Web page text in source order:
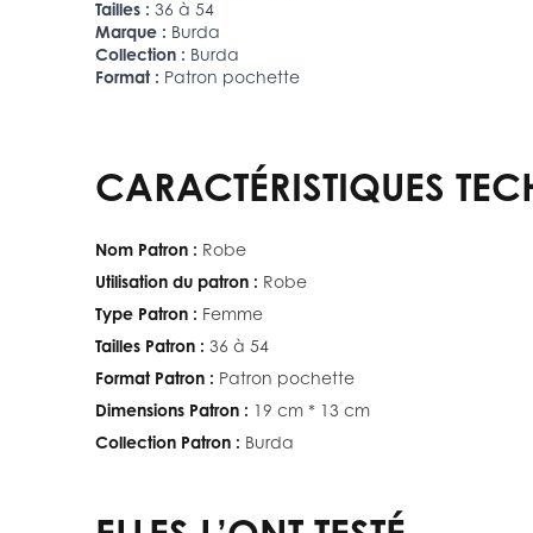
Tailles : 36 à 54
Marque : Burda
Collection : Burda
Format : Patron pochette
CARACTÉRISTIQUES
Nom Patron : Robe
Utilisation du patron : Robe
Type Patron : Femme
Tailles Patron : 36 à 54
Format Patron : Patron pochette
Dimensions Patron : 19 cm * 13 cm
Collection Patron : Burda